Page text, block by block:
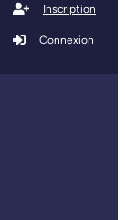
Inscription
Connexion